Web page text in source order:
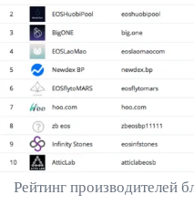
Рейтинг производителей